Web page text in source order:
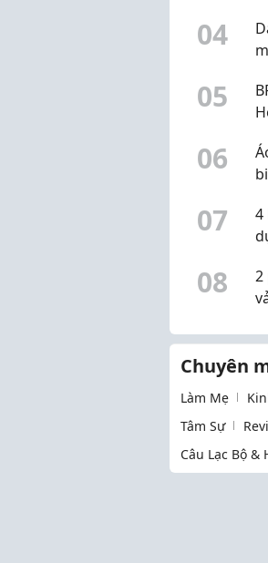
04
05
06
07
4
08
2
Chuyên
Làm Mẹ
Tâm Sự
Câu Lạc Bộ &